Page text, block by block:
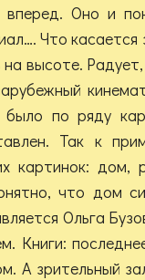
Оно и
Что касается
высоте.
по ряду
Так к
картинок: дом,
что дом
Ольга
Книги:
А зрительный